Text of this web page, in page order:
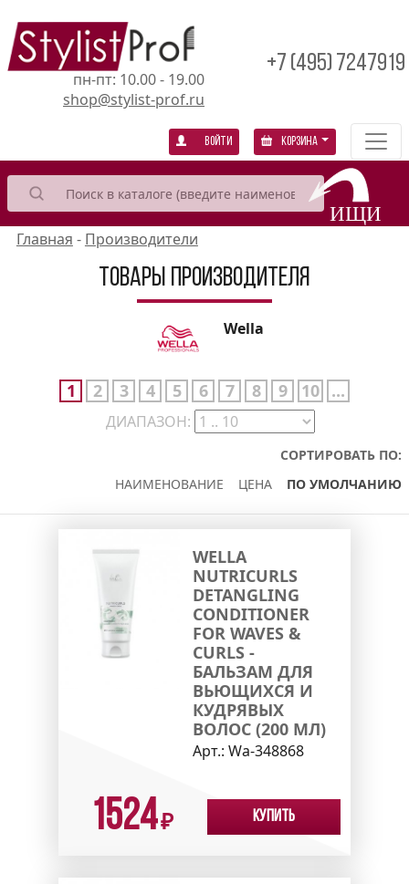
пн-пт: 10.00 - 19.00
shop@stylist-prof.ru
+7 (495) 7247919
Войти Корзина
Главная - Производители
Товары производителя
Wella
1 2 3 4 5 6 7 8 9 10 ...
ДИАПАЗОН:
СОРТИРОВАТЬ ПО:
НАИМЕНОВАНИЕ
ЦЕНА ПО УМОЛЧАНИЮ
WELLA
NUTRICURLS
DETANGLING
CONDITIONER
FOR WAVES &
CURLS -
БАЛЬЗАМ ДЛЯ
ВЬЮЩИХСЯ И
КУДРЯВЫХ
ВОЛОС (200 МЛ)
Арт.: Wa-348868
1524₽ Купить